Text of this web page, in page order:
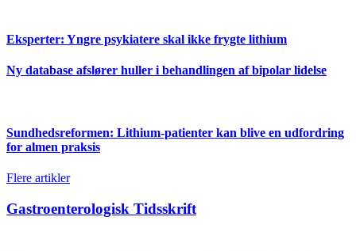
Eksperter: Yngre psykiatere skal ikke frygte lithium
Ny database afslører huller i behandlingen af bipolar lidelse
Sundhedsreformen: Lithium-patienter kan blive en udfordring
for almen praksis
Flere artikler
Gastroenterologisk Tidsskrift